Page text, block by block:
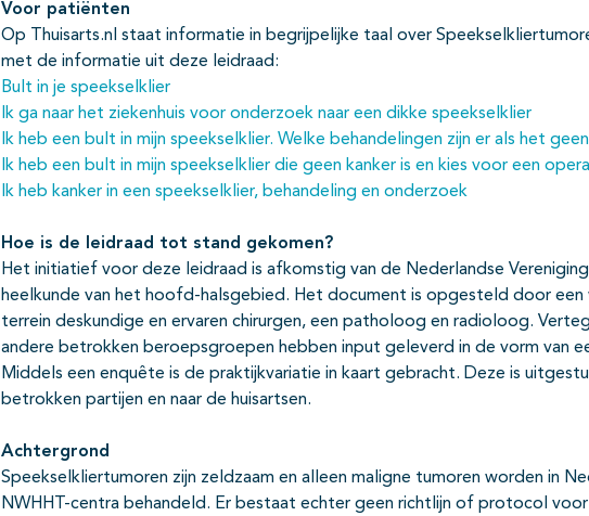
Voor patiënten
Op Thuisarts.nl staat informatie in begrijpelijke taal over
met de informatie uit deze leidraad:
Bult in je speekselklier
Ik ga naar het ziekenhuis voor onderzoek naar een dikke speekselklier
Ik heb een bult in mijn speekselklier. Welke behandelingen zijn er als het
Ik heb een bult in mijn speekselklier die geen kanker is en kies voor een
Ik heb kanker in een speekselklier, behandeling en onderzoek
Hoe is de leidraad tot stand gekomen?
Het initiatief voor deze leidraad is afkomstig van de Nederlandse
heelkunde van het hoofd-halsgebied. Het document is opgesteld door
terrein deskundige en ervaren chirurgen, een patholoog en radioloog.
andere betrokken beroepsgroepen hebben input geleverd in de vorm van
Middels een enquête is de praktijkvariatie in kaart gebracht. Deze is
betrokken partijen en naar de huisartsen.
Achtergrond
Speekselkliertumoren zijn zeldzaam en alleen maligne tumoren worden in
NWHHT-centra behandeld. Er bestaat echter geen richtlijn of protocol